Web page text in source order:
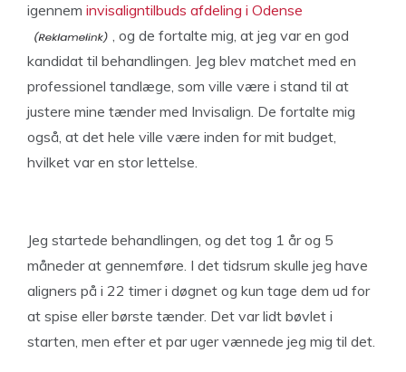
igennem invisaligntilbuds afdeling i Odense
, og de fortalte mig, at jeg var en god
kandidat til behandlingen. Jeg blev matchet med en
professionel tandlæge, som ville være i stand til at
justere mine tænder med Invisalign. De fortalte mig
også, at det hele ville være inden for mit budget,
hvilket var en stor lettelse.
Jeg startede behandlingen, og det tog 1 år og 5
måneder at gennemføre. I det tidsrum skulle jeg have
aligners på i 22 timer i døgnet og kun tage dem ud for
at spise eller børste tænder. Det var lidt bøvlet i
starten, men efter et par uger vænnede jeg mig til det.